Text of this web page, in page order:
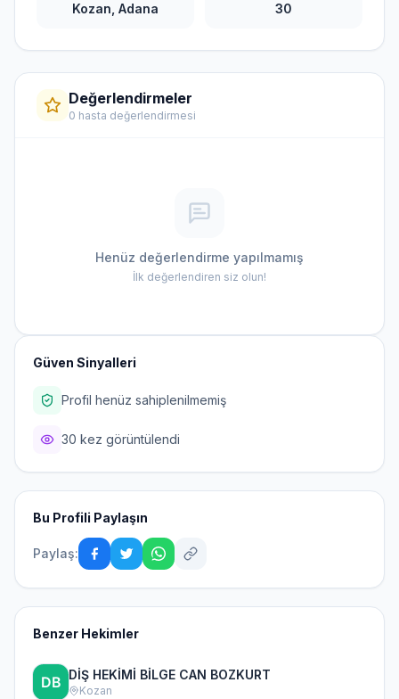
Kozan, Adana 30
Değerlendirmeler
0 hasta değerlendirmesi
Henüz değerlendirme yapılmamış
İlk değerlendiren siz olun!
Güven Sinyalleri
Profil henüz sahiplenilmemiş
30 kez görüntülendi
Bu Profili Paylaşın
Paylaş:
Benzer Hekimler
DİŞ HEKİMİ BİLGE CAN BOZKURT
Kozan